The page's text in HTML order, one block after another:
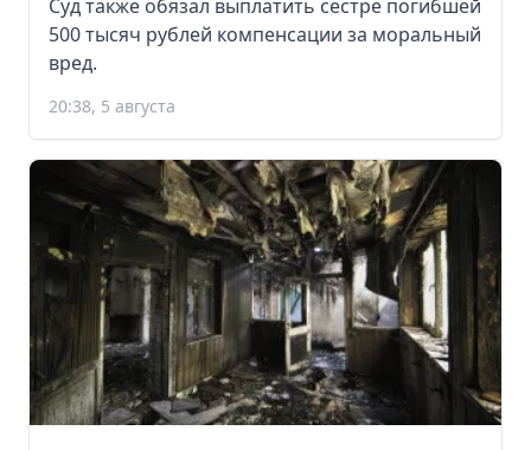
Суд также обязал выплатить сестре погибшей
500 тысяч рублей компенсации за моральный
вред.
20:38, 5 августа